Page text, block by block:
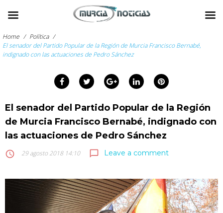
Skip
to
content
Home / Política /
El senador del Partido Popular de la Región de Murcia Francisco Bernabé,
indignado con las actuaciones de Pedro Sánchez
FacebookTwitterGoogle+LinkedInPinterest
El senador del Partido Popular de la Región
de Murcia Francisco Bernabé, indignado con
las actuaciones de Pedro Sánchez
access_time 29 agosto 2018 14:10 chat_bubble_outline Leave a comment